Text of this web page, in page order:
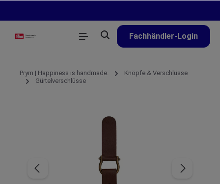
Fachhändler-Login
Prym | Happiness is handmade.
Knöpfe & Verschlüsse
Gürtelverschlüsse